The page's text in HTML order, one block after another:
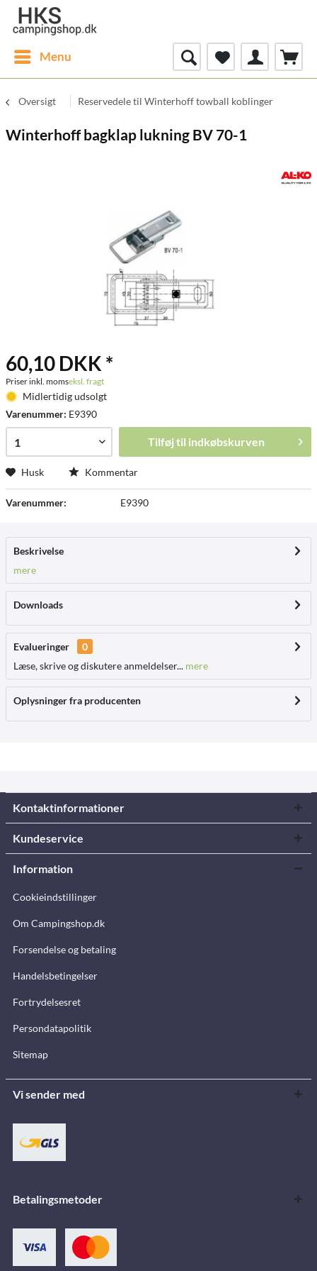
Menu
Oversigt Reservedele til Winterhoff towball koblinger
Winterhoff bagklap lukning BV 70-1
60,10 DKK *
Priser inkl. momseksl. fragt
Midlertidig udsolgt
Varenummer: E9390
Tilføj til indkøbskurven
Husk Kommentar
Varenummer: E9390
Beskrivelse
mere
Downloads
Evalueringer
0
Læse, skrive og diskutere anmeldelser... mere
Oplysninger fra producenten
Kontaktinformationer
Kundeservice
Information
Cookieindstillinger
Om Campingshop.dk
Forsendelse og betaling
Handelsbetingelser
Fortrydelsesret
Persondatapolitik
Sitemap
Vi sender med
Betalingsmetoder